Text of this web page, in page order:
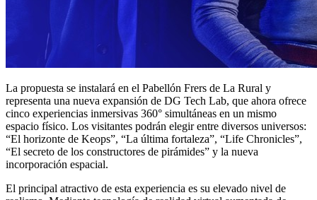
La propuesta se instalará en el Pabellón Frers de La Rural y
representa una nueva expansión de DG Tech Lab, que ahora ofrece
cinco experiencias inmersivas 360° simultáneas en un mismo
espacio físico. Los visitantes podrán elegir entre diversos universos:
“El horizonte de Keops”, “La última fortaleza”, “Life Chronicles”,
“El secreto de los constructores de pirámides” y la nueva
incorporación espacial.
El principal atractivo de esta experiencia es su elevado nivel de